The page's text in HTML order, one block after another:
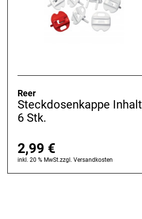
Reer
Steckdosenkappe Inhalt
6 Stk.
2,99 €
inkl. 20 % MwSt.zzgl. Versandkosten